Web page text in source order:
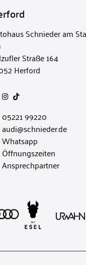
Schnieder am
Straße 164
Herford
05221 99220
audi@schnieder.de
Whatsapp
Öffnungszeiten
Ansprechpartner